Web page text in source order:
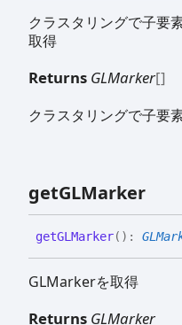
クラスタリングで子要
取得
Returns GLMarker[]
クラスタリングで子要
getGLMarker
getGLMarker( ) :
GLMarkerを取得
Returns GLMarker